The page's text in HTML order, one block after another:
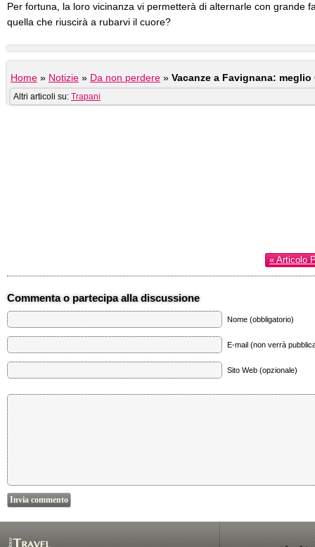
Per fortuna, la loro vicinanza vi permetterà di alternarle con grande
quella che riuscirà a rubarvi il cuore?
Home » Notizie » Da non perdere » Vacanze a Favignana:
Altri articoli su: Trapani
« Articolo
Commenta o partecipa alla discussione
Nome (obbligatorio)
E-mail (non verrà
Sito Web (opzionale)